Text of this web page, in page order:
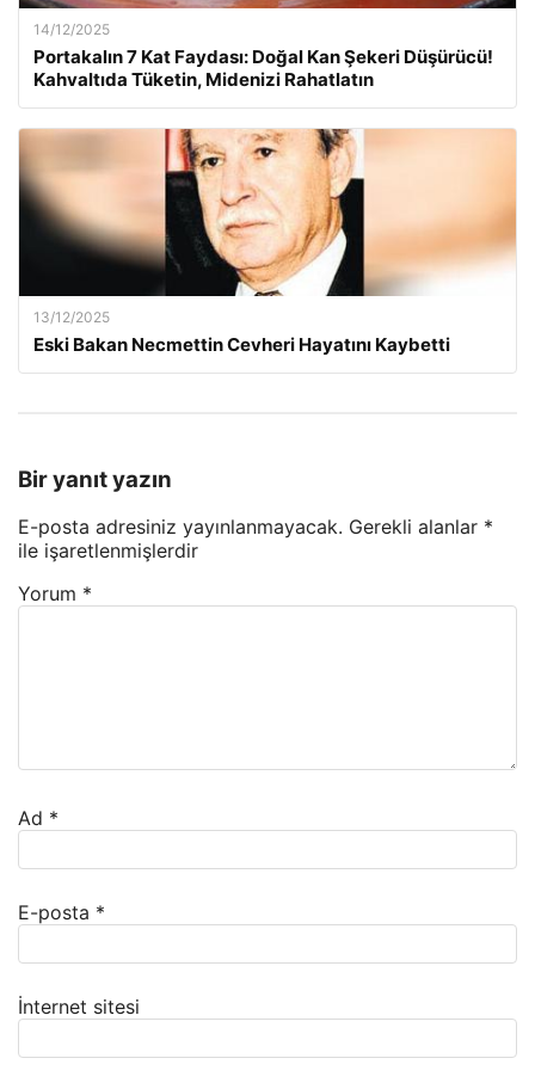
14/12/2025
Portakalın 7 Kat Faydası: Doğal Kan Şekeri Düşürücü!
Kahvaltıda Tüketin, Midenizi Rahatlatın
13/12/2025
Eski Bakan Necmettin Cevheri Hayatını Kaybetti
Bir yanıt yazın
E-posta adresiniz yayınlanmayacak. Gerekli alanlar *
ile işaretlenmişlerdir
Yorum *
Ad *
E-posta *
İnternet sitesi